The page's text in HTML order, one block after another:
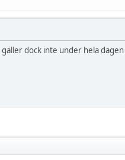
dock inte under hela